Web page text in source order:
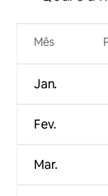
Mês
Jan.
Fev.
Mar.